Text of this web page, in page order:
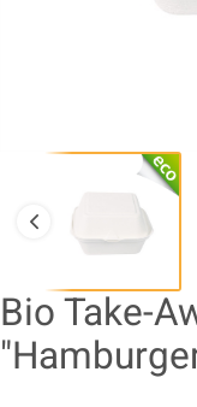
Bio Take-